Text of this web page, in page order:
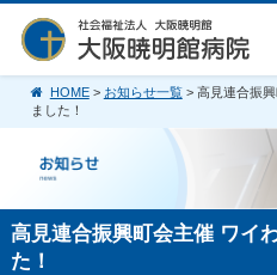
HOME> お知らせ一覧> 高見連合振
ました！
高見連合振興町会主催 ワイ
た！